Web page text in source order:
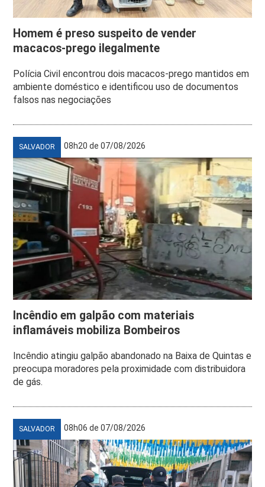
Homem é preso suspeito de vender
macacos-prego ilegalmente
Polícia Civil encontrou dois macacos-prego mantidos em
ambiente doméstico e identificou uso de documentos
falsos nas negociações
SALVADOR 08h20 de 07/08/2026
Incêndio em galpão com materiais
inflamáveis mobiliza Bombeiros
Incêndio atingiu galpão abandonado na Baixa de Quintas e
preocupa moradores pela proximidade com distribuidora
de gás.
SALVADOR 08h06 de 07/08/2026